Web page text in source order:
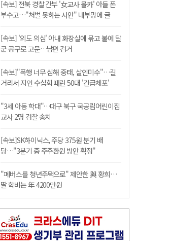
[속보] 전북 경찰 간부 '女교사 몰카' 아들 폰
부수고…"처벌 못하는 사안" 내부망에 글
[속보] '외도 의심' 아내 화장실에 묶고 불에 달
군 공구로 고문…남편 검거
[속보]"폭행 너무 심해 중태, 살인미수"…길
거리서 지인 수십회 때린 50대 '긴급체포'
"3세 아동 학대"…대구 북구 국공립어린이집
교사 2명 검찰 송치
[속보]SK하이닉스, 주당 375원 분기 배
당…"3분기 중 주주환원 방안 확정"
"폐버스를 청년주택으로" 제안한 與 황희…
딸 학비는 年 4200만원